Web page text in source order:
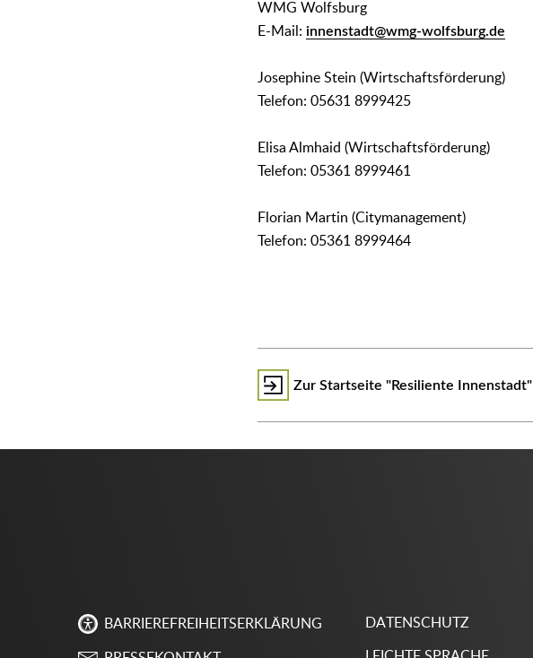
WMG Wolfsburg
E-Mail: innenstadt@wmg-wolfsburg.de
Josephine Stein (Wirtschaftsförderung)
Telefon: 05631 8999425
Elisa Almhaid (Wirtschaftsförderung)
Telefon: 05361 8999461
Florian Martin (Citymanagement)
Telefon: 05361 8999464
Zur Startseite "Resiliente Innenstadt"
BARRIEREFREIHEITSERKLÄRUNG DATENSCHUTZ